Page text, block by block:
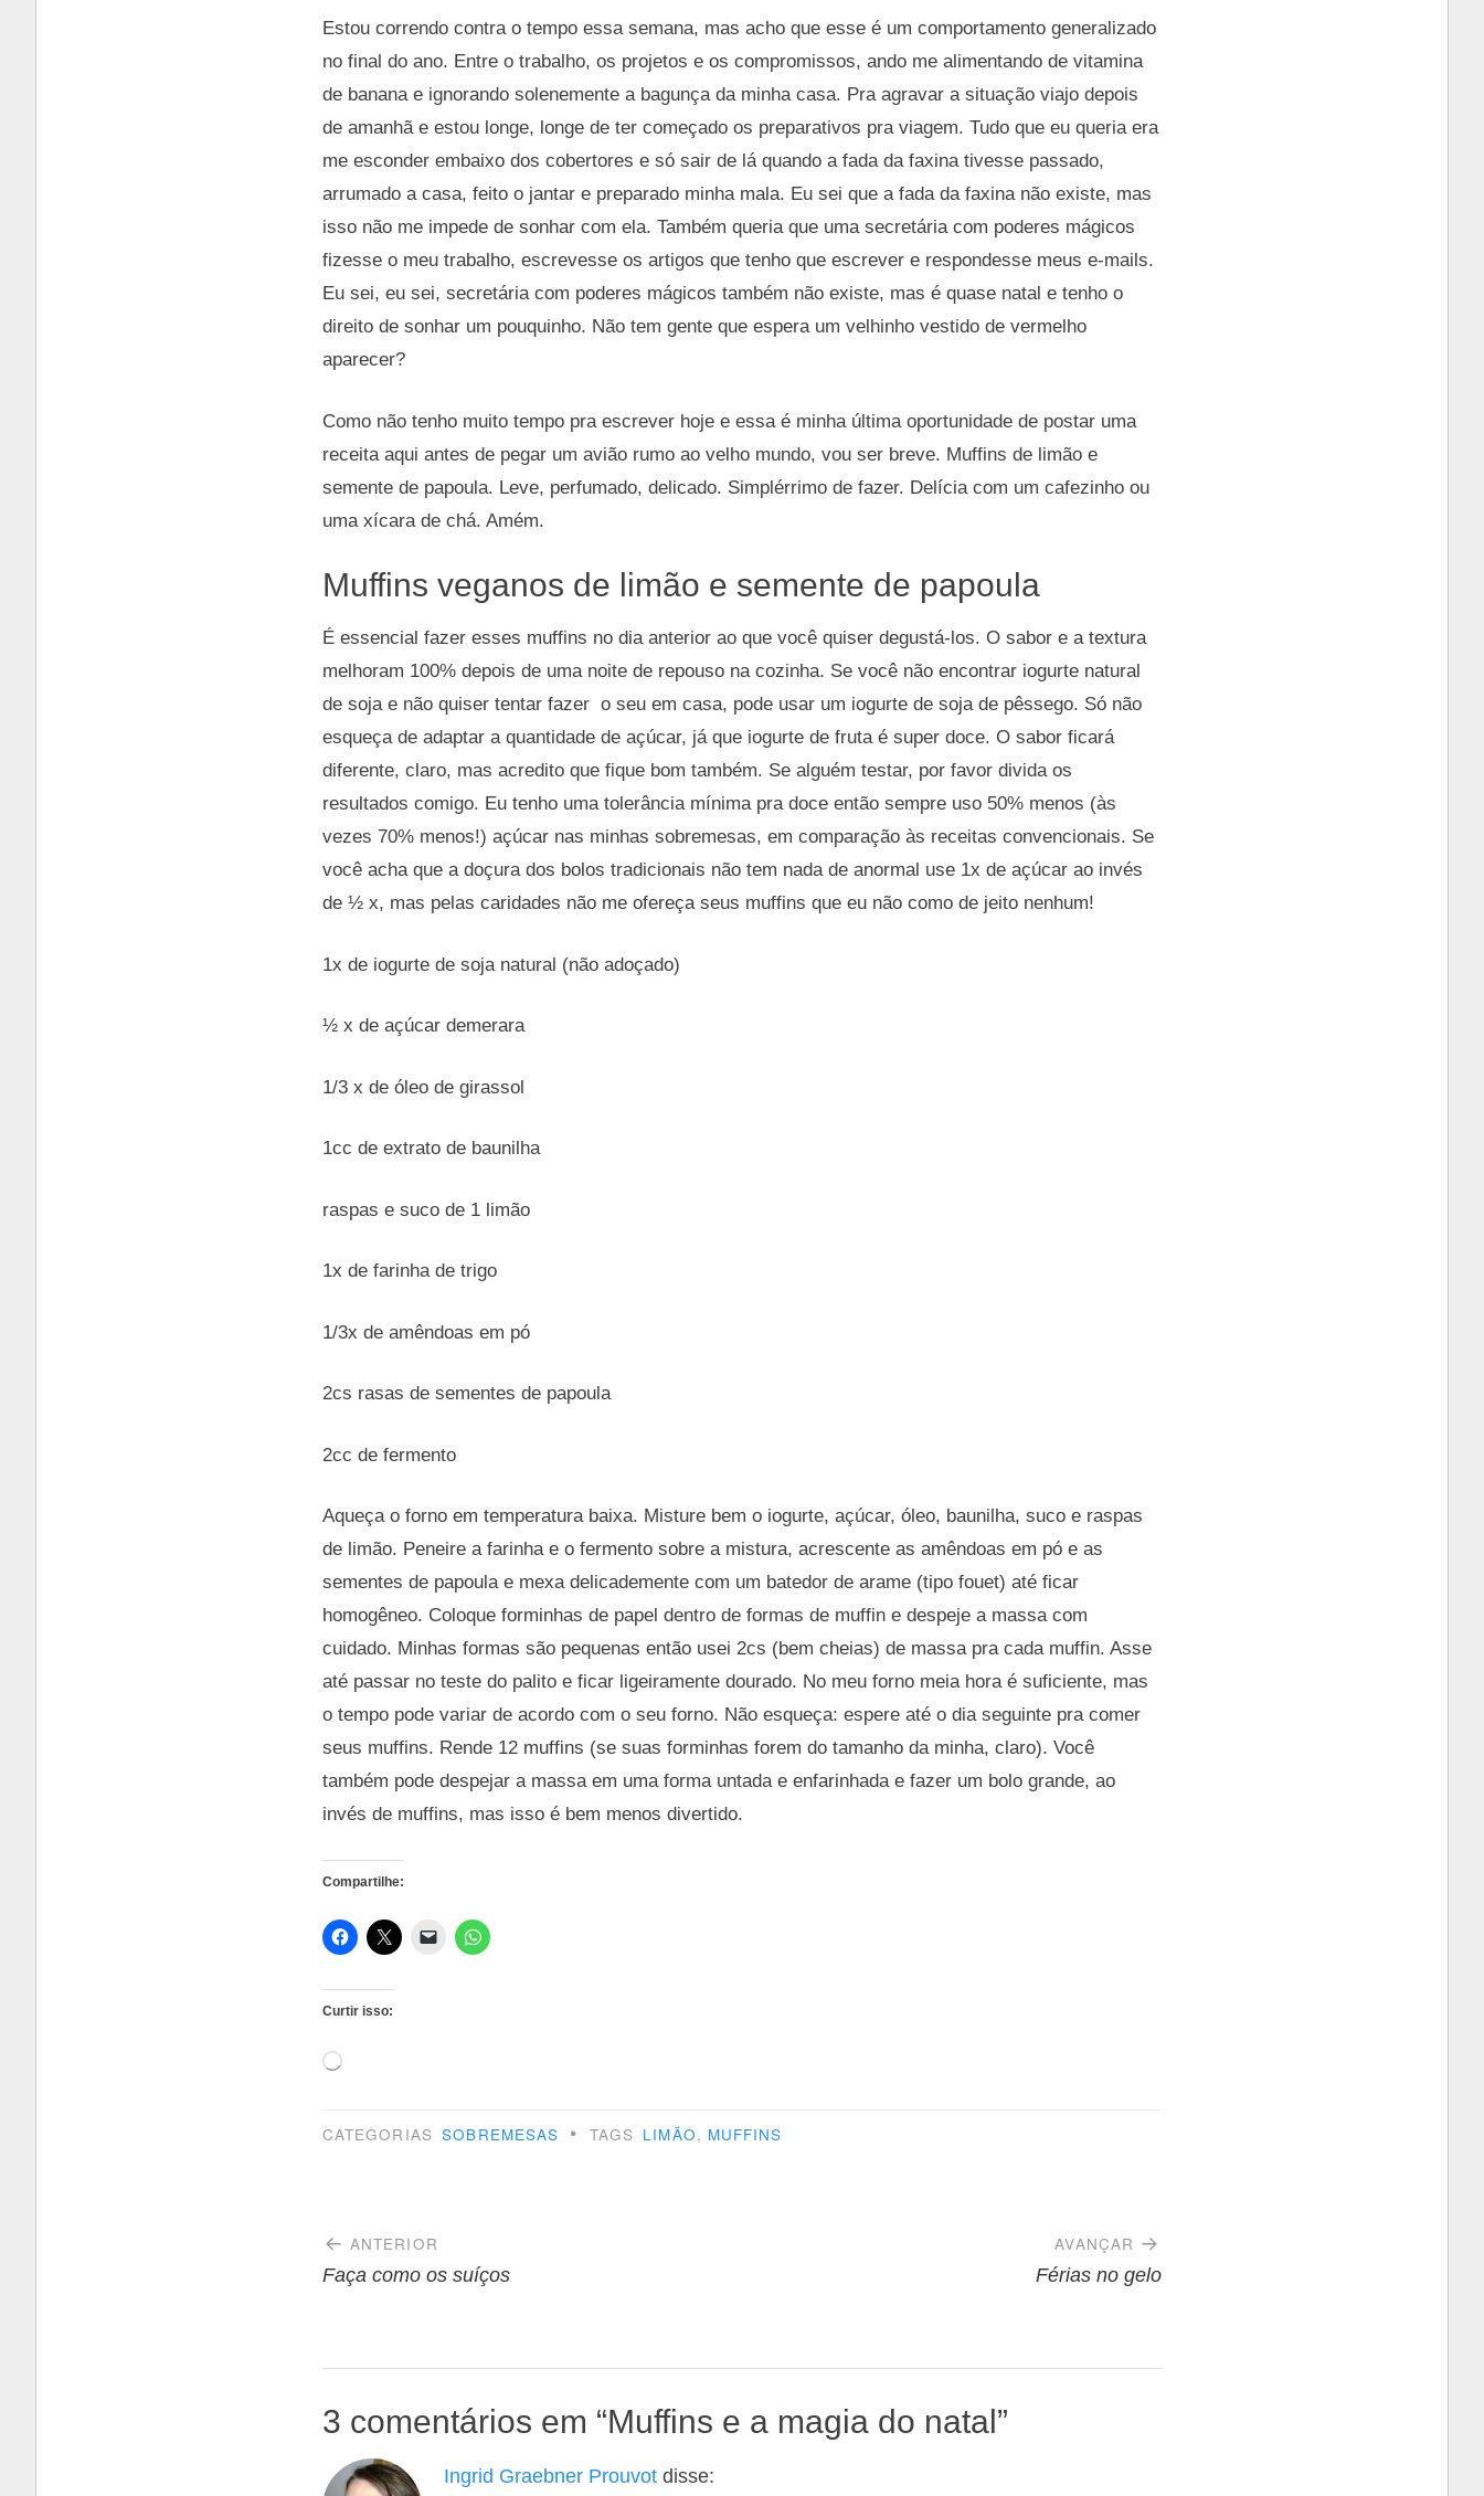
Estou correndo contra o tempo essa semana, mas acho que esse é um comportamento generalizado
no final do ano. Entre o trabalho, os projetos e os compromissos, ando me alimentando de vitamina
de banana e ignorando solenemente a bagunça da minha casa. Pra agravar a situação viajo depois
de amanhã e estou longe, longe de ter começado os preparativos pra viagem. Tudo que eu queria era
me esconder embaixo dos cobertores e só sair de lá quando a fada da faxina tivesse passado,
arrumado a casa, feito o jantar e preparado minha mala. Eu sei que a fada da faxina não existe, mas
isso não me impede de sonhar com ela. Também queria que uma secretária com poderes mágicos
fizesse o meu trabalho, escrevesse os artigos que tenho que escrever e respondesse meus e-mails.
Eu sei, eu sei, secretária com poderes mágicos também não existe, mas é quase natal e tenho o
direito de sonhar um pouquinho. Não tem gente que espera um velhinho vestido de vermelho
aparecer?
Como não tenho muito tempo pra escrever hoje e essa é minha última oportunidade de postar uma
receita aqui antes de pegar um avião rumo ao velho mundo, vou ser breve. Muffins de limão e
semente de papoula. Leve, perfumado, delicado. Simplérrimo de fazer. Delícia com um cafezinho ou
uma xícara de chá. Amém.
Muffins veganos de limão e semente de papoula
É essencial fazer esses muffins no dia anterior ao que você quiser degustá-los. O sabor e a textura
melhoram 100% depois de uma noite de repouso na cozinha. Se você não encontrar iogurte natural
de soja e não quiser tentar fazer o seu em casa, pode usar um iogurte de soja de pêssego. Só não
esqueça de adaptar a quantidade de açúcar, já que iogurte de fruta é super doce. O sabor ficará
diferente, claro, mas acredito que fique bom também. Se alguém testar, por favor divida os
resultados comigo. Eu tenho uma tolerância mínima pra doce então sempre uso 50% menos (às
vezes 70% menos!) açúcar nas minhas sobremesas, em comparação às receitas convencionais. Se
você acha que a doçura dos bolos tradicionais não tem nada de anormal use 1x de açúcar ao invés
de ½ x, mas pelas caridades não me ofereça seus muffins que eu não como de jeito nenhum!
1x de iogurte de soja natural (não adoçado)
½ x de açúcar demerara
1/3 x de óleo de girassol
1cc de extrato de baunilha
raspas e suco de 1 limão
1x de farinha de trigo
1/3x de amêndoas em pó
2cs rasas de sementes de papoula
2cc de fermento
Aqueça o forno em temperatura baixa. Misture bem o iogurte, açúcar, óleo, baunilha, suco e raspas
de limão. Peneire a farinha e o fermento sobre a mistura, acrescente as amêndoas em pó e as
sementes de papoula e mexa delicademente com um batedor de arame (tipo fouet) até ficar
homogêneo. Coloque forminhas de papel dentro de formas de muffin e despeje a massa com
cuidado. Minhas formas são pequenas então usei 2cs (bem cheias) de massa pra cada muffin. Asse
até passar no teste do palito e ficar ligeiramente dourado. No meu forno meia hora é suficiente, mas
o tempo pode variar de acordo com o seu forno. Não esqueça: espere até o dia seguinte pra comer
seus muffins. Rende 12 muffins (se suas forminhas forem do tamanho da minha, claro). Você
também pode despejar a massa em uma forma untada e enfarinhada e fazer um bolo grande, ao
invés de muffins, mas isso é bem menos divertido.
Compartilhe:
Curtir isso:
Carregando...
CATEGORIAS SOBREMESAS • TAGS LIMÃO, MUFFINS
Navegação
de
ANTERIOR
Faça como os suíços
AVANÇAR
Férias no gelo
3 comentários em “Muffins e a magia do natal ”
Ingrid Graebner Prouvot disse: